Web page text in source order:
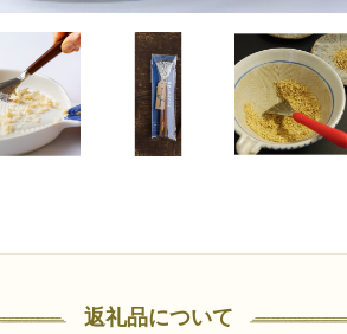
返礼品について